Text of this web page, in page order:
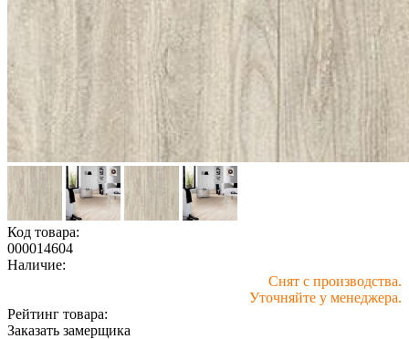
Код товара:
000014604
Наличие:
Снят с производства.
Уточняйте у менеджера.
Рейтинг товара:
Заказать замерщика